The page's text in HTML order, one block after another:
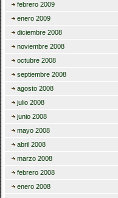
febrero 2009
enero 2009
diciembre 2008
noviembre 2008
octubre 2008
septiembre 2008
agosto 2008
julio 2008
junio 2008
mayo 2008
abril 2008
marzo 2008
febrero 2008
enero 2008